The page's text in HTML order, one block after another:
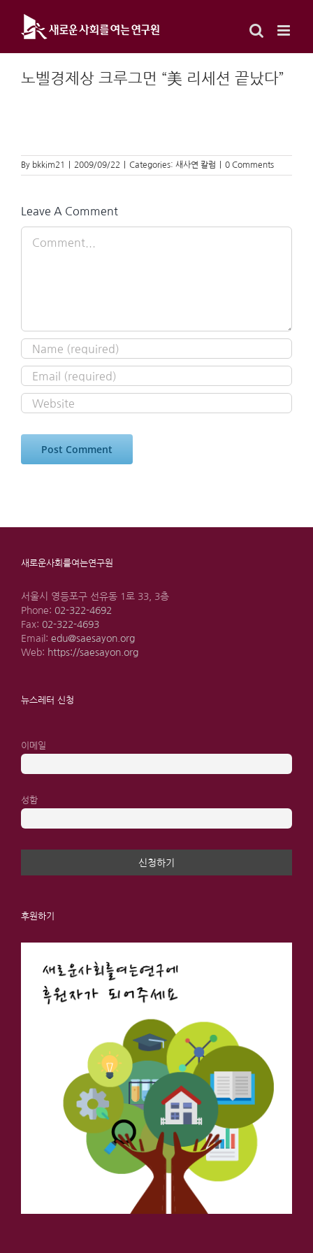
content
노벨경제상 크루그먼 “美 리세션 끝났다”
By bkkim21 2009/09/22 Categories: 새사연 칼럼 0 Comments
Leave A Comment
새로운사회를여는연구원
서울시 영등포구 선유동 1로 33, 3층
Phone: 02-322-4692
Fax: 02-322-4693
Email: edu@saesayon.org
Web: https://saesayon.org
뉴스레터 신청
이메일
성함
후원하기